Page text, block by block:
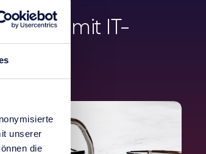
unserer
die
mit IT-